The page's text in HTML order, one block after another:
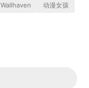
Wallhaven
动漫女孩